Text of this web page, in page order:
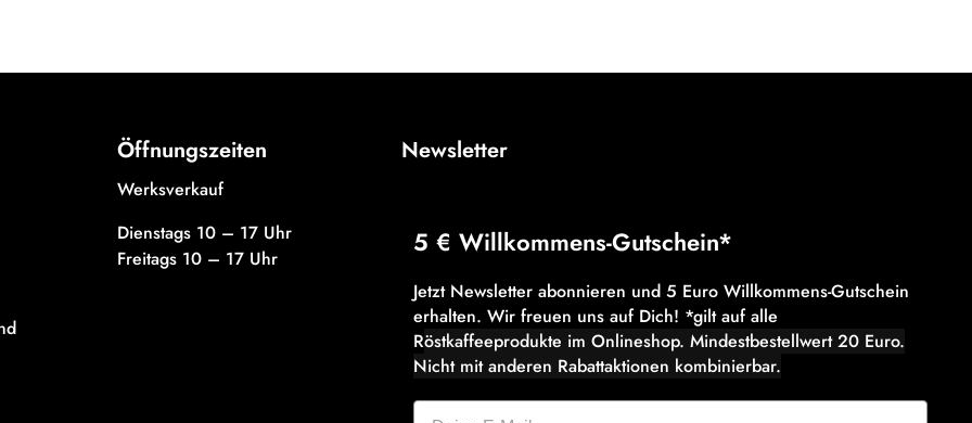
Öffnungszeiten
Werksverkauf
Dienstags 10 – 17 Uhr
Freitags 10 – 17 Uhr
Newsletter
5 € Willkommens-Gutschein*
Jetzt Newsletter abonnieren und 5 Euro Willkommens-Gutschein
erhalten. Wir freuen uns auf Dich! *gilt auf alle
Röstkaffeeprodukte im Onlineshop. Mindestbestellwert 20 Euro.
Nicht mit anderen Rabattaktionen kombinierbar.